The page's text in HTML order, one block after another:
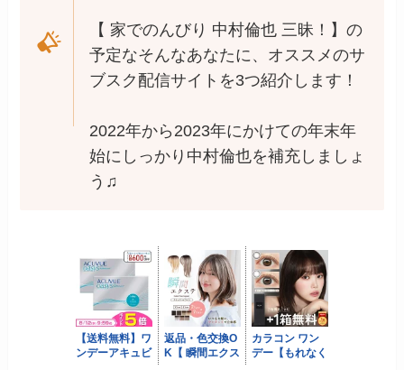
【 家でのんびり 中村倫也 三昧！】の
予定なそんなあなたに、オススメのサ
ブスク配信サイトを3つ紹介します！
2022年から2023年にかけての年末年
始にしっかり中村倫也を補充しましょ
う♫